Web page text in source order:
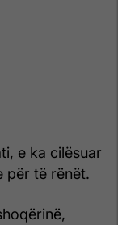
e ka cilësuar
për të rënët.